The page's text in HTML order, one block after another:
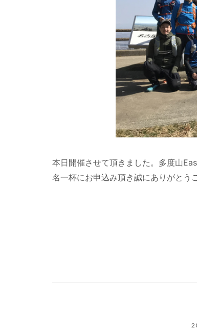
本日開催させて頂きました。多度山
名一杯にお申込み頂き誠にありがとう